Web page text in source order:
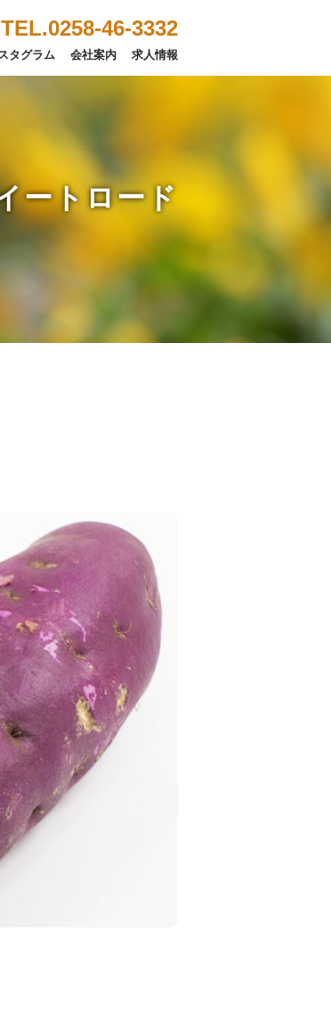
TEL.0258-46-3332
タグラム 会社案内 求人情報
ートロード